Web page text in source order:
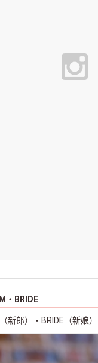
・BRIDE
新郎）・BRIDE（新娘